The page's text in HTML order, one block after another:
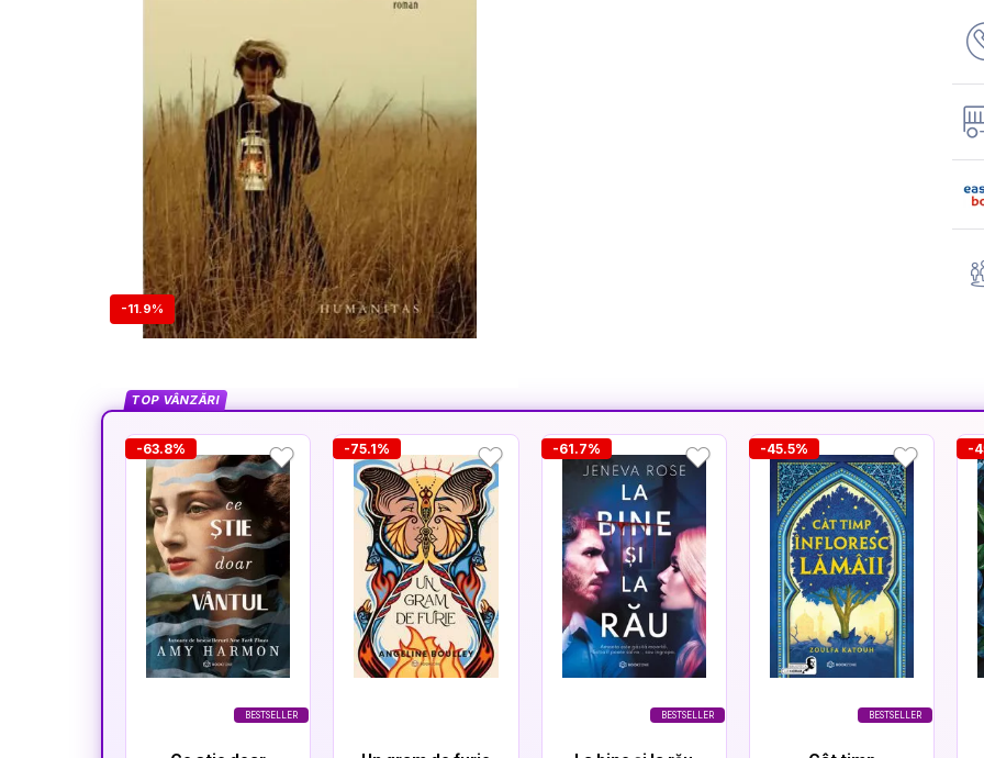
-11.9%
TOP VÂNZĂRI
BESTSELLER
-63.8% -75.1%
BESTSELLER
-61.7%
BESTSELLER
-45.5% -